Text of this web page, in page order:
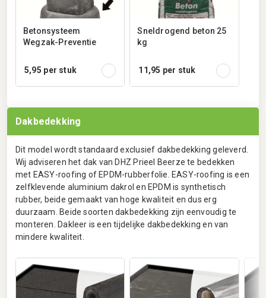
Betonsysteem
Wegzak-Preventie
5,95 per stuk
Sneldrogend beton 25
kg
11,95 per stuk
Dakbedekking
Dit model wordt standaard exclusief dakbedekking geleverd.
Wij adviseren het dak van DHZ Prieel Beerze te bedekken
met EASY-roofing of EPDM-rubberfolie. EASY-roofing is een
zelfklevende aluminium dakrol en EPDM is synthetisch
rubber, beide gemaakt van hoge kwaliteit en dus erg
duurzaam. Beide soorten dakbedekking zijn eenvoudig te
monteren. Dakleer is een tijdelijke dakbedekking en van
mindere kwaliteit.